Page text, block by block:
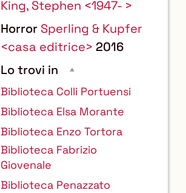
King, Stephen <1947- >
Horror Sperling & Kupfer
<casa editrice> 2016
Lo trovi in
Biblioteca Colli Portuensi
Biblioteca Elsa Morante
Biblioteca Enzo Tortora
Biblioteca Fabrizio
Giovenale
Biblioteca Penazzato